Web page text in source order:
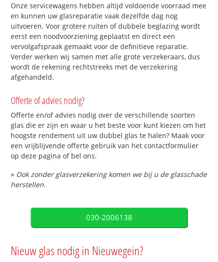
Onze servicewagens hebben altijd voldoende voorraad mee
en kunnen uw glasreparatie vaak dezelfde dag nog
uitvoeren. Voor grotere ruiten of dubbele beglazing wordt
eerst een noodvoorziening geplaatst en direct een
vervolgafspraak gemaakt voor de definitieve reparatie.
Verder werken wij samen met alle grote verzekeraars, dus
wordt de rekening rechtstreeks met de verzekering
afgehandeld.
Offerte of advies nodig?
Offerte en/of advies nodig over de verschillende soorten
glas die er zijn en waar u het beste voor kunt kiezen om het
hoogste rendement uit uw dubbel glas te halen? Maak voor
een vrijblijvende offerte gebruik van het contactformulier
op deze pagina of bel ons.
» Ook zonder glasverzekering komen we bij u de glasschade
herstellen.
030-2006138
Nieuw glas nodig in Nieuwegein?